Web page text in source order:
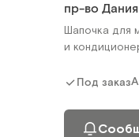
пр-во Дания
Шапочка для
и
Под заказ